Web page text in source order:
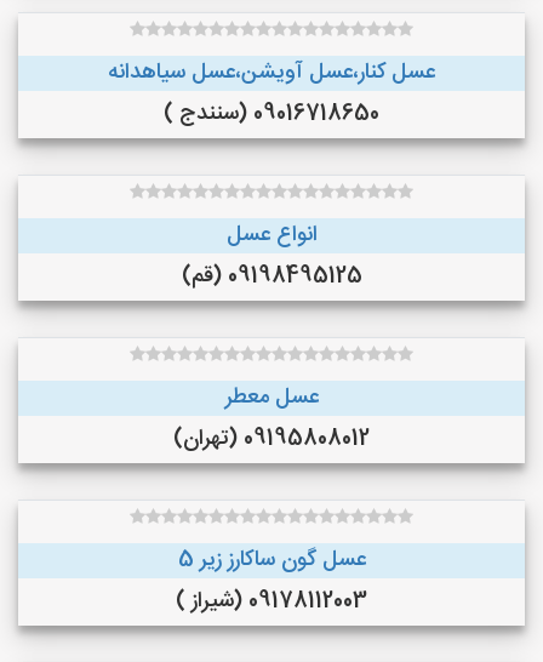
عسل کنار،عسل آویشن،عسل سیاهدانه
09016718650 (سنندج )
انواع عسل
09198495125 (قم)
عسل معطر
09195808012 (تهران)
عسل گون ساکارز زیر 5
09178112003 (شیراز )